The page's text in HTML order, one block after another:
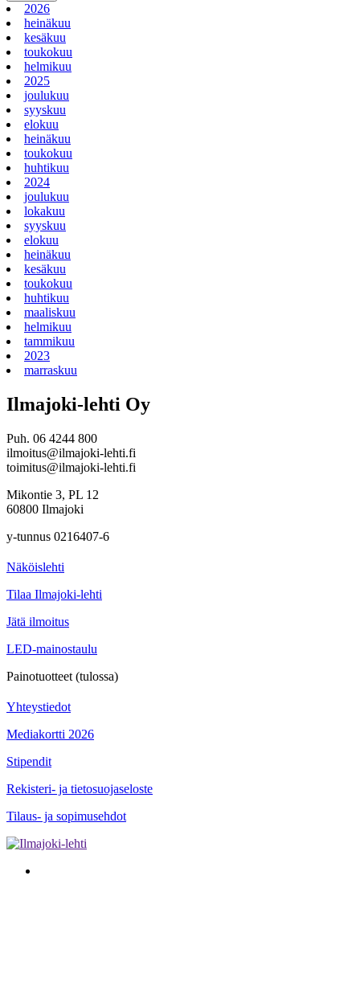
2026
heinäkuu
kesäkuu
toukokuu
helmikuu
2025
joulukuu
syyskuu
elokuu
heinäkuu
toukokuu
huhtikuu
2024
joulukuu
lokakuu
syyskuu
elokuu
heinäkuu
kesäkuu
toukokuu
huhtikuu
maaliskuu
helmikuu
tammikuu
2023
marraskuu
Ilmajoki-lehti Oy
Puh. 06 4244 800
ilmoitus@ilmajoki-lehti.fi
toimitus@ilmajoki-lehti.fi
Mikontie 3, PL 12
60800 Ilmajoki
y-tunnus 0216407-6
Näköislehti
Tilaa Ilmajoki-lehti
Jätä ilmoitus
LED-mainostaulu
Painotuotteet (tulossa)
Yhteystiedot
Mediakortti 2026
Stipendit
Rekisteri- ja tietosuojaseloste
Tilaus- ja sopimusehdot